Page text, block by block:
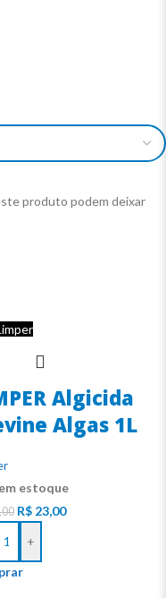
produto podem deixar
Algicida
Algas 1L
estoque
R$ 23,00
+